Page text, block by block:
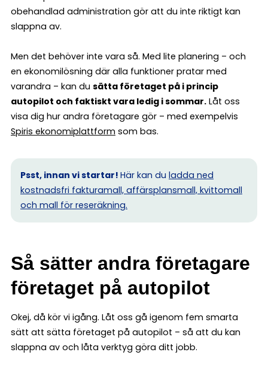
obehandlad administration gör att du inte riktigt kan
slappna av.
Men det behöver inte vara så. Med lite planering – och
en ekonomilösning där alla funktioner pratar med
varandra – kan du sätta företaget på i princip
autopilot och faktiskt vara ledig i sommar. Låt oss
visa dig hur andra företagare gör – med exempelvis
Spiris ekonomiplattform som bas.
Psst, innan vi startar! Här kan du ladda ned
kostnadsfri fakturamall, affärsplansmall, kvittomall
och mall för reseräkning.
Så sätter andra företagare
företaget på autopilot
Okej, då kör vi igång. Låt oss gå igenom fem smarta
sätt att sätta företaget på autopilot – så att du kan
slappna av och låta verktyg göra ditt jobb.